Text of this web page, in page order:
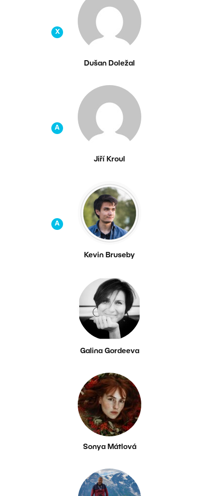
X
Dušan Doležal
A
Jiří Kroul
A
Kevin Bruseby
Galina Gordeeva
Sonya Mátlová